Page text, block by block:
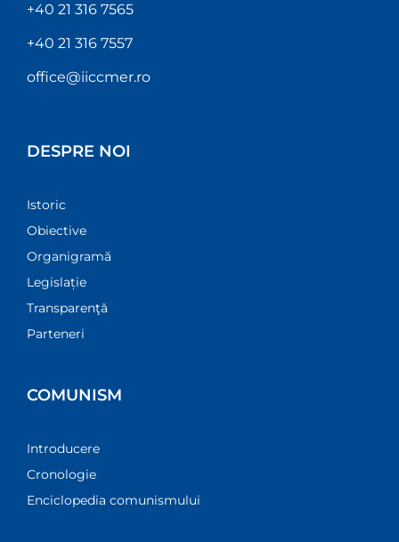
+40 21 316 7565
+40 21 316 7557
office@iiccmer.ro
DESPRE NOI
Istoric
Obiective
Organigramă
Legislație
Transparenţă
Parteneri
COMUNISM
Introducere
Cronologie
Enciclopedia comunismului